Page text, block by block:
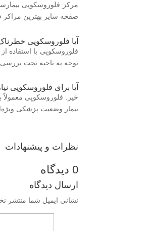
مرکز فلوروسکوپی
صفحه سایر بهترین مراکز
آیا فلوروسکوپی
فلوروسکوپی با استفاده
توجه به ناحیه تحت
آیا برای فلوروسکوپی
خیر. فلوروسکوپی معمولاً
بیمار وضعیت پزشکی
نظرات و پیشنهادات
0 دیدگاه
ارسال دیدگاه
نشانی ایمیل شما منتشر